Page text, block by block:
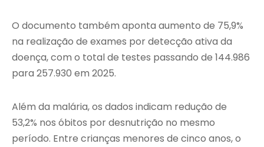
O documento também aponta aumento de 75,9%
na realização de exames por detecção ativa da
doença, com o total de testes passando de 144.986
para 257.930 em 2025.
Além da malária, os dados indicam redução de
53,2% nos óbitos por desnutrição no mesmo
período. Entre crianças menores de cinco anos, o